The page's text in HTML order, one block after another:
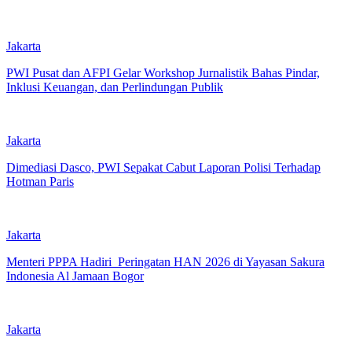
Jakarta
PWI Pusat dan AFPI Gelar Workshop Jurnalistik Bahas Pindar,
Inklusi Keuangan, dan Perlindungan Publik
Jakarta
Dimediasi Dasco, PWI Sepakat Cabut Laporan Polisi Terhadap
Hotman Paris
Jakarta
Menteri PPPA Hadiri Peringatan HAN 2026 di Yayasan Sakura
Indonesia Al Jamaan Bogor
Jakarta